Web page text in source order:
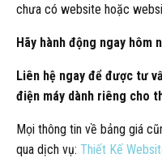
chưa có website hoặc
Hãy hành động ngay hôm
Liên hệ ngay để được tư
điện máy dành riêng cho
Mọi thông tin về bảng giá
qua dịch vụ: Thiết Kế